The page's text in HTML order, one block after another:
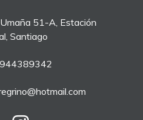
51-A, Estación
Santiago